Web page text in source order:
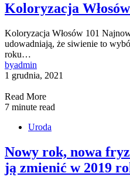
Koloryzacja
Koloryzacja Włosów 101
udowadniają, że siwienie to
roku…
byadmin
1 grudnia, 2021
Read More
7 minute read
Uroda
Nowy rok, nowa
ją zmienić w 2019